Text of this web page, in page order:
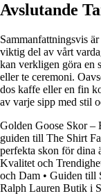
Avslutande
Sammanfattningsvis
viktig del av vårt
kan verkligen göra en
eller te ceremoni.
dos kaffe eller en fin
av varje sipp med stil
Golden Goose Skor –
guiden till The Shirt
perfekta skon för dina
Kvalitet och
och Dam • Guiden till
Ralph Lauren Butik i